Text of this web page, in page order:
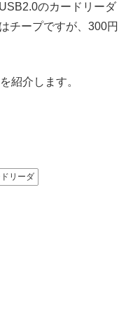
のカードリーダ
チープですが、300円
紹介します。
リーダ